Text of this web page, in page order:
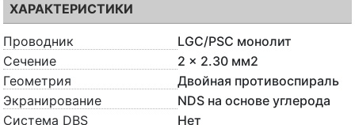
ХАРАКТЕРИСТИКИ
Проводник
LGC/PSC монолит
Сечение
2 x 2.30 мм2
Геометрия
Двойная противоспираль
Экранирование
NDS на основе углерода
Система DBS
Нет